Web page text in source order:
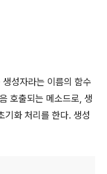
성자라는 이름의 함수
호출되는 메소드로, 생
기화 처리를 한다. 생성